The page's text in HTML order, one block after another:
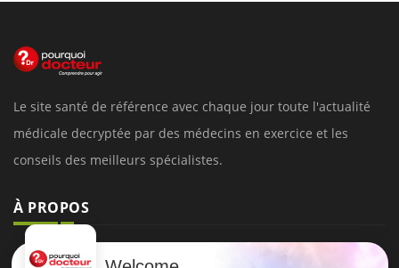
Le site santé de référence avec chaque jour toute l'actualité
médicale decryptée par des médecins en exercice et les
conseils des meilleurs spécialistes.
À PROPOS
Données personnelles et cookies